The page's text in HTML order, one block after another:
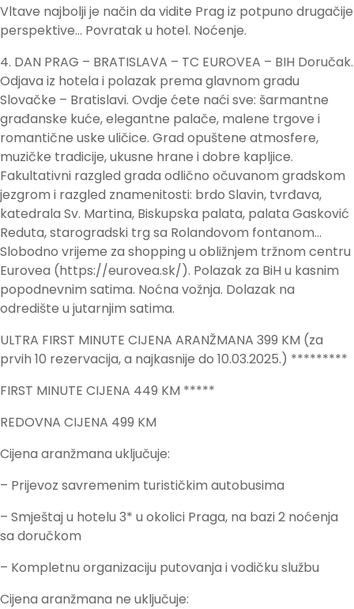
Vltave najbolji je način da vidite Prag iz potpuno drugačije
perspektive… Povratak u hotel. Noćenje.
4. DAN PRAG – BRATISLAVA – TC EUROVEA – BIH Doručak.
Odjava iz hotela i polazak prema glavnom gradu
Slovačke – Bratislavi. Ovdje ćete naći sve: šarmantne
građanske kuće, elegantne palače, malene trgove i
romantične uske uličice. Grad opuštene atmosfere,
muzičke tradicije, ukusne hrane i dobre kapljice.
Fakultativni razgled grada odlično očuvanom gradskom
jezgrom i razgled znamenitosti: brdo Slavin, tvrđava,
katedrala Sv. Martina, Biskupska palata, palata Gasković
Reduta, starogradski trg sa Rolandovom fontanom…
Slobodno vrijeme za shopping u obližnjem tržnom centru
Eurovea (https://eurovea.sk/). Polazak za BiH u kasnim
popodnevnim satima. Noćna vožnja. Dolazak na
odredište u jutarnjim satima.
ULTRA FIRST MINUTE CIJENA ARANŽMANA 399 KM (za
prvih 10 rezervacija, a najkasnije do 10.03.2025.) *********
FIRST MINUTE CIJENA 449 KM *****
REDOVNA CIJENA 499 KM
Cijena aranžmana uključuje:
– Prijevoz savremenim turističkim autobusima
– Smještaj u hotelu 3* u okolici Praga, na bazi 2 noćenja
sa doručkom
– Kompletnu organizaciju putovanja i vodičku službu
Cijena aranžmana ne uključuje: